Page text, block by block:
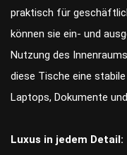
praktisch für
können sie ein- und
Nutzung des
diese Tische eine
Laptops, Dokumente
Luxus in jedem Detail: